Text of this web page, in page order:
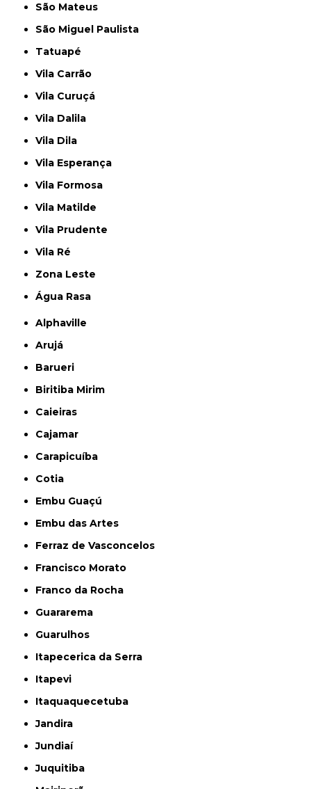
São Mateus
São Miguel Paulista
Tatuapé
Vila Carrão
Vila Curuçá
Vila Dalila
Vila Dila
Vila Esperança
Vila Formosa
Vila Matilde
Vila Prudente
Vila Ré
Zona Leste
Água Rasa
Alphaville
Arujá
Barueri
Biritiba Mirim
Caieiras
Cajamar
Carapicuíba
Cotia
Embu Guaçú
Embu das Artes
Ferraz de Vasconcelos
Francisco Morato
Franco da Rocha
Guararema
Guarulhos
Itapecerica da Serra
Itapevi
Itaquaquecetuba
Jandira
Jundiaí
Juquitiba